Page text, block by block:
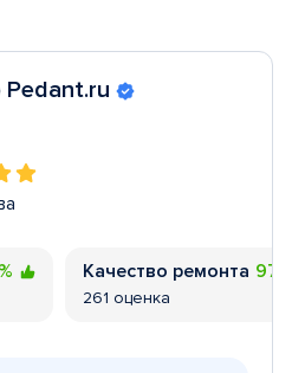
Качество ремонта
261 оценка